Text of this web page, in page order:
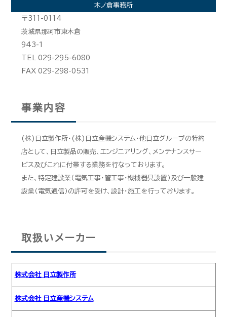
事業内容
(株)日立製作所・(株)日立産機システム・他日立グループの特約
店として、日立製品の販売、エンジニアリング、メンテナンスサー
ビス及びこれに付帯する業務を行なっております。
また、特定建設業（電気工事・管工事・機械器具設置）及び一般建
設業（電気通信）の許可を受け、設計・施工を行っております。
取扱いメーカー
株式会社 日立製作所
株式会社 日立産機システム
木ノ倉事務所
〒311-0114
茨城県那珂市東木倉
943-1
TEL 029-295-6080
FAX 029-298-0531